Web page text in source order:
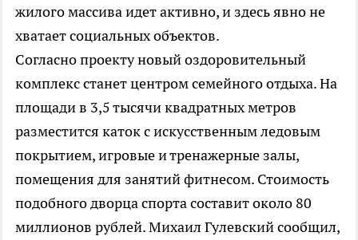
жилого массива идет активно, и здесь явно не
хватает социальных объектов.
Согласно проекту новый оздоровительный
комплекс станет центром семейного отдыха. На
площади в 3,5 тысячи квадратных метров
разместится каток с искусственным ледовым
покрытием, игровые и тренажерные залы,
помещения для занятий фитнесом. Стоимость
подобного дворца спорта составит около 80
миллионов рублей. Михаил Гулевский сообщил,